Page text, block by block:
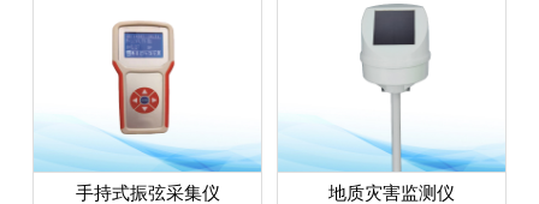
手持式振弦采集仪 地质灾害监测仪